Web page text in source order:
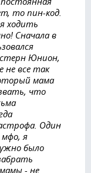
то пин-код.
ходить
Сначала в
Юнион,
все так
мама
что
Один
мфо, я
было
- не